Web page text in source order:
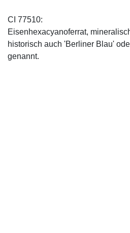
CI 77510:
Eisenhexacyanoferrat,
historisch auch 'Berliner Blau'
genannt.